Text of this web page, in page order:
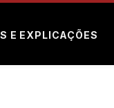
E EXPLICAÇÕES